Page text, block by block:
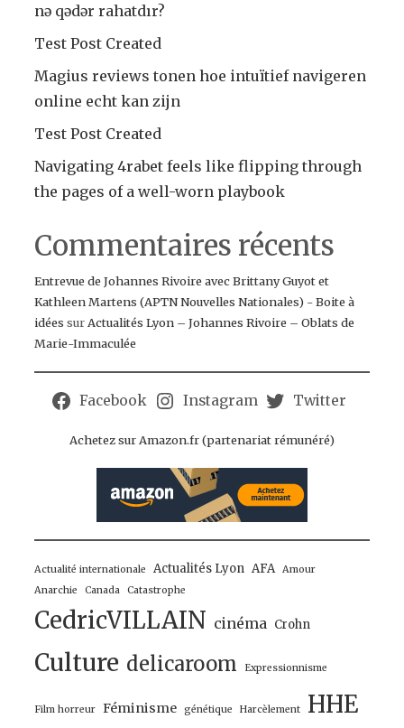
nə qədər rahatdır?
Test Post Created
Magius reviews tonen hoe intuïtief navigeren
online echt kan zijn
Test Post Created
Navigating 4rabet feels like flipping through
the pages of a well-worn playbook
Commentaires récents
Entrevue de Johannes Rivoire avec Brittany Guyot et
Kathleen Martens (APTN Nouvelles Nationales) - Boite à
idées sur Actualités Lyon – Johannes Rivoire – Oblats de
Marie-Immaculée
Facebook Instagram Twitter
Achetez sur Amazon.fr (partenariat rémunéré)
Actualité internationale Actualités Lyon AFA
Amour
Anarchie
Canada Catastrophe
CedricVILLAIN cinéma Crohn
Culture delicaroom Expressionnisme
Film horreur Féminisme génétique Harcèlement HHE